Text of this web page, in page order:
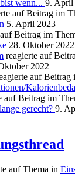
wenn... 9. April
auf Beitrag im
5. April 2023
Beitrag im
28. Oktober 2022
reagierte auf
2022
auf Beitrag
auf Beitrag im
gerecht? 9.
auf Thema in